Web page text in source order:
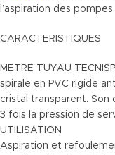
l’aspiration des
CARACTERISTIQUES
METRE TUYAU
spirale en PVC rigide
cristal transparent.
3 fois la pression de
UTILISATION
Aspiration et